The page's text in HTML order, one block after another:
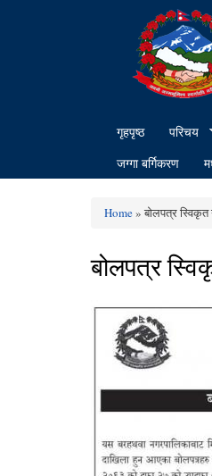
गृहपृष्ठ परिचय
जग्गा बर्गिकरण
You are here
Home» बोलपत्र
बोलपत्र